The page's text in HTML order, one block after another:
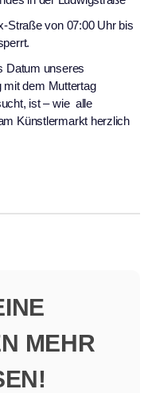
Straße von 07:00 Uhr bis
Datum unseres
mit dem Muttertag
ist – wie alle
Künstlermarkt herzlich
MEHR